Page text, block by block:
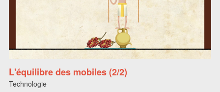
L'équilibre des mobiles (2/2)
Technologie